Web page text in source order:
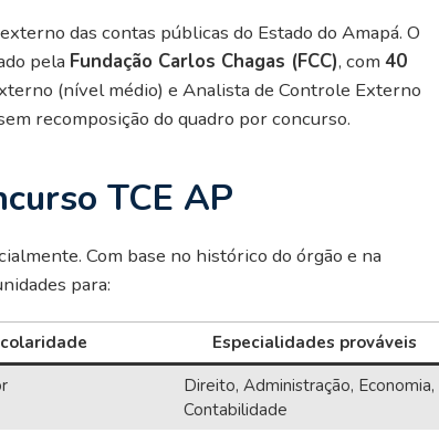
das contas públicas do Estado do Amapá. O
pela Fundação Carlos Chagas (FCC), com 40
(nível médio) e Analista de Controle Externo
recomposição do quadro por concurso.
TCE AP
Com base no histórico do órgão e na
para:
Especialidades prováveis
Direito, Administração, Economia,
Contabilidade